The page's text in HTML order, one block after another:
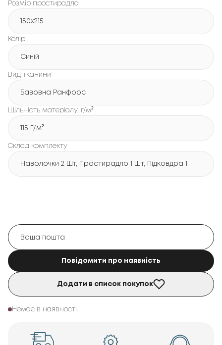
Розмір простирадла
150х215
Колір
Синій
Вид тканини
Бавовна Ранфорс
Щільність матеріалу, г/м²
115 Г/м²
Склад комплекту
Наволочки 2 Шт, Простирадло 1 Шт, Підковдра 1 Шт
Повідомити про наявність
Додати в список покупок
Немає в наявності